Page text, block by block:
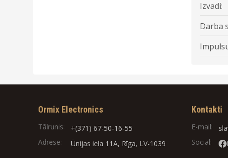
Izvadi:
Darba
Ormix Electronics
Tālrunis:
+(371) 67-50-16-55
Adrese:
Ūnijas iela 11A, Rīga, LV-1039
Kontakti
E-mail:
Social: